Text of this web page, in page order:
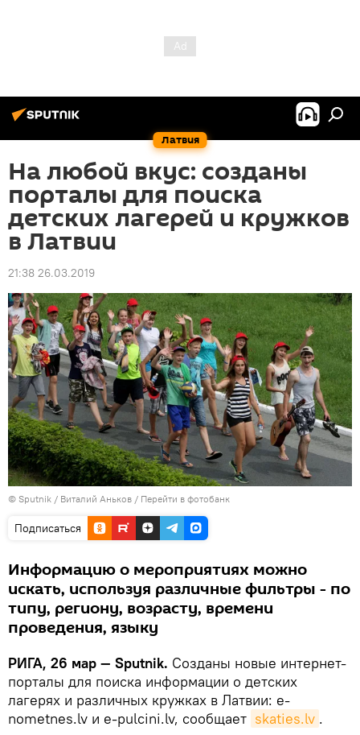
Латвия
На любой вкус: созданы
порталы для поиска
детских лагерей и кружков
в Латвии
21:38 26.03.2019
© Sputnik / Виталий Аньков / Перейти в фотобанк
Подписаться
Информацию о мероприятиях можно
искать, используя различные фильтры - по
типу, региону, возрасту, времени
проведения, языку
РИГА, 26 мар — Sputnik. Созданы новые интернет-
порталы для поиска информации о детских
лагерях и различных кружках в Латвии: e-
nometnes.lv и e-pulcini.lv, сообщает skaties.lv .